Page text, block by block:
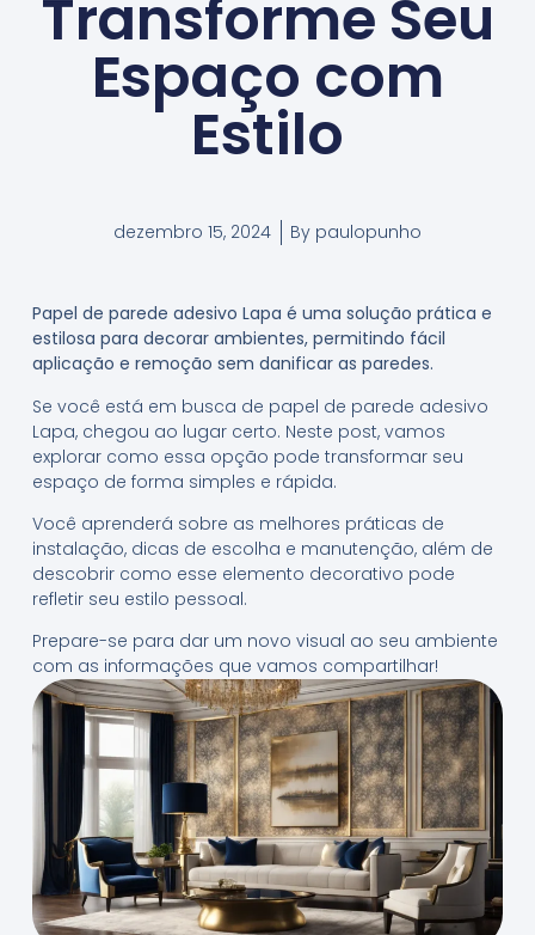
Transforme Seu
Espaço com
Estilo
dezembro 15, 2024 By paulopunho
Papel de parede adesivo Lapa é uma solução prática e
estilosa para decorar ambientes, permitindo fácil
aplicação e remoção sem danificar as paredes.
Se você está em busca de papel de parede adesivo
Lapa, chegou ao lugar certo. Neste post, vamos
explorar como essa opção pode transformar seu
espaço de forma simples e rápida.
Você aprenderá sobre as melhores práticas de
instalação, dicas de escolha e manutenção, além de
descobrir como esse elemento decorativo pode
refletir seu estilo pessoal.
Prepare-se para dar um novo visual ao seu ambiente
com as informações que vamos compartilhar!